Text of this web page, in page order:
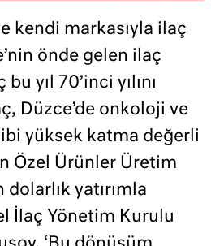
kendi markasıyla ilaç
önde gelen ilaç
yıl 70’inci yılını
Düzce’de onkoloji ve
yüksek katma değerli
Özel Ürünler Üretim
dolarlık yatırımla
İlaç Yönetim Kurulu